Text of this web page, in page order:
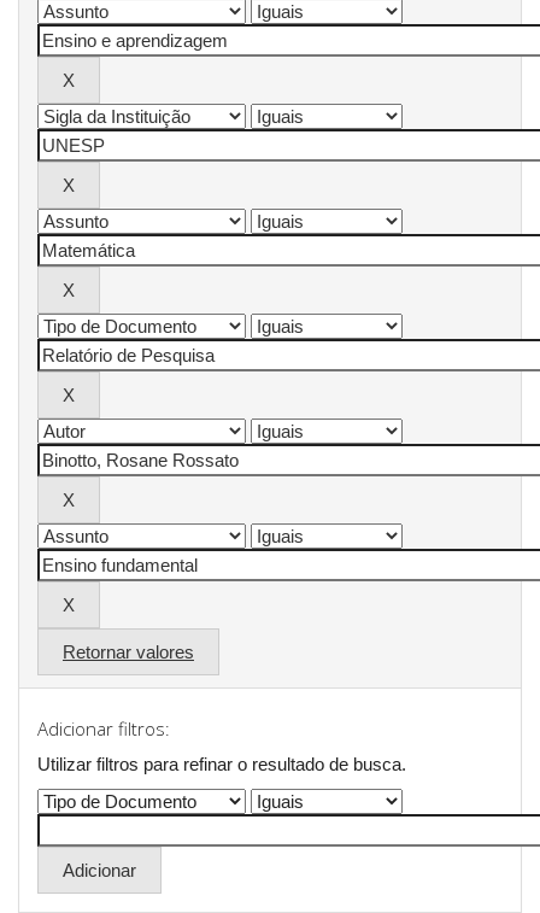
Retornar valores
Adicionar filtros:
Utilizar filtros para refinar o resultado de busca.